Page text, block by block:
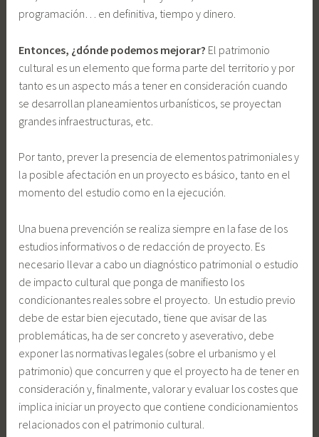
programación… en definitiva, tiempo y dinero.
Entonces, ¿dónde podemos mejorar? El patrimonio
cultural es un elemento que forma parte del territorio y por
tanto es un aspecto más a tener en consideración cuando
se desarrollan planeamientos urbanísticos, se proyectan
grandes infraestructuras, etc.
Por tanto, prever la presencia de elementos patrimoniales y
la posible afectación en un proyecto es básico, tanto en el
momento del estudio como en la ejecución.
Una buena prevención se realiza siempre en la fase de los
estudios informativos o de redacción de proyecto. Es
necesario llevar a cabo un diagnóstico patrimonial o estudio
de impacto cultural que ponga de manifiesto los
condicionantes reales sobre el proyecto. Un estudio previo
debe de estar bien ejecutado, tiene que avisar de las
problemáticas, ha de ser concreto y aseverativo, debe
exponer las normativas legales (sobre el urbanismo y el
patrimonio) que concurren y que el proyecto ha de tener en
consideración y, finalmente, valorar y evaluar los costes que
implica iniciar un proyecto que contiene condicionamientos
relacionados con el patrimonio cultural.